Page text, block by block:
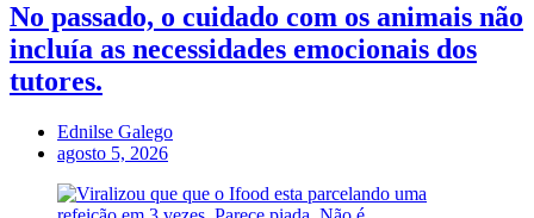
No passado, o cuidado com os animais não
incluía as necessidades emocionais dos
tutores.
Ednilse Galego
agosto 5, 2026